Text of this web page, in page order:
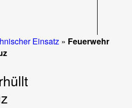
Einsatz » Feuerwehr